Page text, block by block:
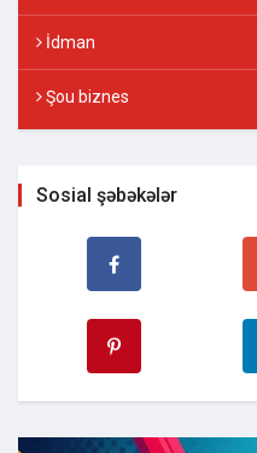
İdman
Şou biznes
Sosial şəbəkələr